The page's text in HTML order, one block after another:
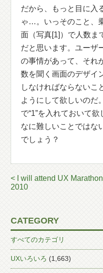
だから、もっと目に入
ゃ…。いっそのこと、
面（写真[1]）で人数ま
だと思います。ユーザ
の事情があって、それ
数を聞く画面のデザイ
しなければならないこ
ようにして欲しいのだ
で“1”を入れておいて
なに難しいことではな
でしょう？
< I will attend UX Marathon
2010
CATEGORY
すべてのカテゴリ
UXいろいろ (1,663)